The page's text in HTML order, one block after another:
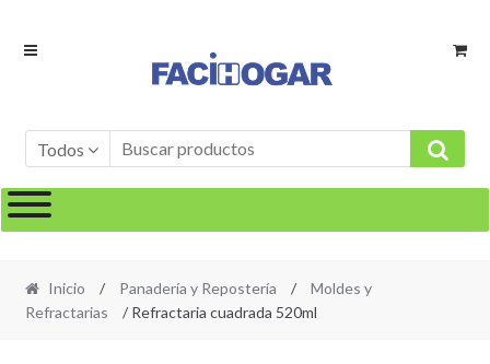
Ir
Ir
Todos
Inicio / Panadería y Repostería /
Moldes y
Refractarias
/ Refractaria cuadrada 520ml